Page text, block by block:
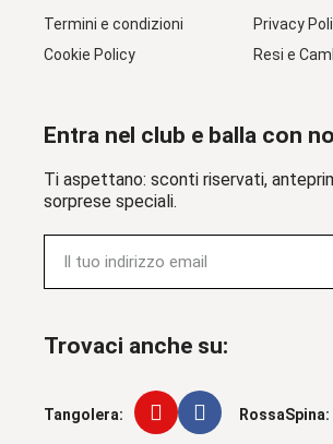
Termini e condizioni
Cookie Policy
Privacy
Resi e
Entra nel club e balla con
Ti aspettano: sconti riservati,
sorprese speciali.
Trovaci anche su:
Tangolera: RossaSpina: